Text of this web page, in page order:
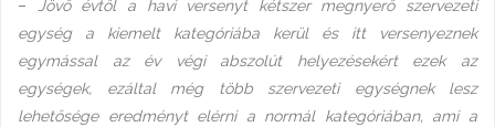
– Jövő évtől a havi versenyt kétszer megnyerő szervezeti
egység a kiemelt kategóriába kerül és itt versenyeznek
egymással az év végi abszolút helyezésekért ezek az
egységek, ezáltal még több szervezeti egységnek lesz
lehetősége eredményt elérni a normál kategóriában, ami a